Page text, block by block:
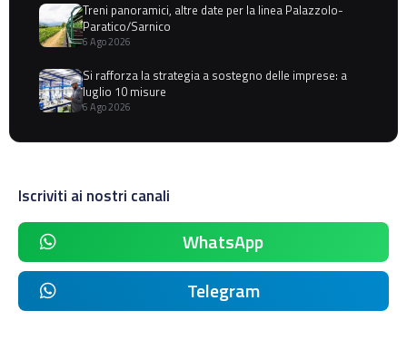
Treni panoramici, altre date per la linea Palazzolo-
Paratico/Sarnico
6 Ago 2026
Si rafforza la strategia a sostegno delle imprese: a
luglio 10 misure
6 Ago 2026
Iscriviti ai nostri canali
WhatsApp
Telegram